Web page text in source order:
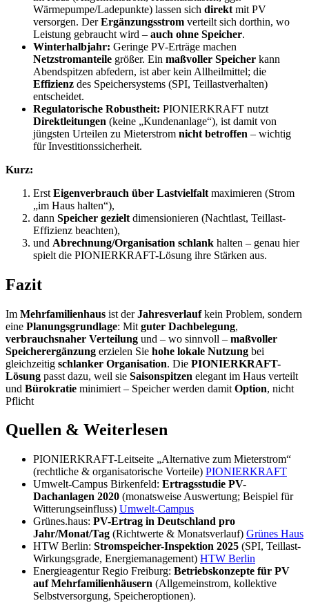
Wärmepumpe/Ladepunkte) lassen sich direkt mit PV
versorgen. DerErgänzungsstrom verteilt sich dorthin, wo
Leistung gebraucht wird – auch ohne Speicher.
Winterhalbjahr: Geringe PV-Erträge machen
Netzstromanteile größer. Ein maßvoller Speicher kann
Abendspitzen abfedern, ist aber kein Allheilmittel; die
Effizienz des Speichersystems (SPI, Teillastverhalten)
entscheidet.
Regulatorische Robustheit: PIONIERKRAFT nutzt
Direktleitungen (keine „Kundenanlage“), ist damit von
jüngsten Urteilen zu Mieterstrom nicht betroffen – wichtig
für Investitionssicherheit.
Kurz:
Erst Eigenverbrauch über Lastvielfalt maximieren (Strom
„im Haus halten“),
dann Speicher gezielt dimensionieren (Nachtlast, Teillast-
Effizienz beachten),
und Abrechnung/Organisation schlank halten – genau hier
spielt die PIONIERKRAFT-Lösung ihre Stärken aus.
Fazit
Im Mehrfamilienhaus ist derJahresverlaufkein Problem, sondern
eine Planungsgrundlage: Mit guter Dachbelegung,
verbrauchsnaher Verteilung und – wo sinnvoll – maßvoller
Speicherergänzung erzielen Sie hohe lokale Nutzung bei
gleichzeitig schlanker Organisation. Die PIONIERKRAFT-
Lösung passt dazu, weil sie Saisonspitzen elegant im Haus verteilt
und Bürokratie minimiert – Speicher werden damit Option, nicht
Pflicht
Quellen & Weiterlesen
PIONIERKRAFT-Leitseite „Alternative zum Mieterstrom“
(rechtliche & organisatorische Vorteile) PIONIERKRAFT
Umwelt-Campus Birkenfeld: Ertragsstudie PV-
Dachanlagen 2020 (monatsweise Auswertung; Beispiel für
Witterungseinfluss) Umwelt-Campus
Grünes.haus: PV-Ertrag in Deutschland pro
Jahr/Monat/Tag (Richtwerte & Monatsverlauf) Grünes Haus
HTW Berlin: Stromspeicher-Inspektion 2025 (SPI, Teillast-
Wirkungsgrade, Energiemanagement) HTW Berlin
Energieagentur Regio Freiburg: Betriebskonzepte für PV
auf Mehrfamilienhäusern (Allgemeinstrom, kollektive
Selbstversorgung, Speicheroptionen).